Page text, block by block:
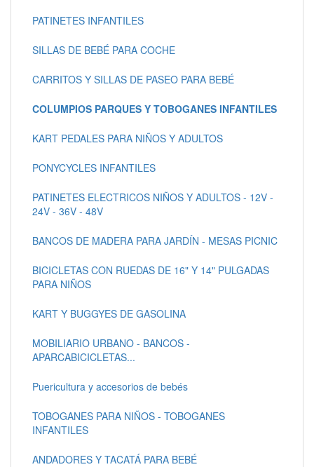
PATINETES INFANTILES
SILLAS DE BEBÉ PARA COCHE
CARRITOS Y SILLAS DE PASEO PARA BEBÉ
COLUMPIOS PARQUES Y TOBOGANES INFANTILES
KART PEDALES PARA NIÑOS Y ADULTOS
PONYCYCLES INFANTILES
PATINETES ELECTRICOS NIÑOS Y ADULTOS - 12V -
24V - 36V - 48V
BANCOS DE MADERA PARA JARDÍN - MESAS PICNIC
BICICLETAS CON RUEDAS DE 16" Y 14" PULGADAS
PARA NIÑOS
KART Y BUGGYES DE GASOLINA
MOBILIARIO URBANO - BANCOS -
APARCABICICLETAS...
Puericultura y accesorios de bebés
TOBOGANES PARA NIÑOS - TOBOGANES
INFANTILES
ANDADORES Y TACATÁ PARA BEBÉ